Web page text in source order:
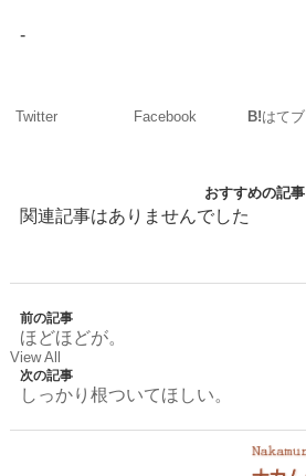
-
Twitter Facebook B!はてブ
おすすめの記事
関連記事はありませんでした
前の記事
ほどほどが。
View All
次の記事
しっかり根ついてほしい。